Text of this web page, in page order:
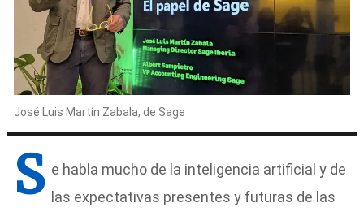
José Luis Martín Zabala, de Sage
S e habla mucho de la inteligencia artificial y de
las expectativas presentes y futuras de las